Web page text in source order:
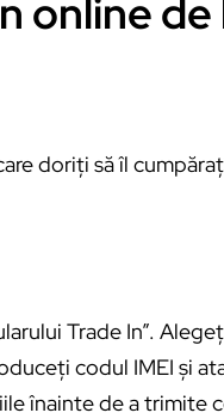
online de
doriți să îl
Trade In”.
codul IMEI și
înainte de a trimite